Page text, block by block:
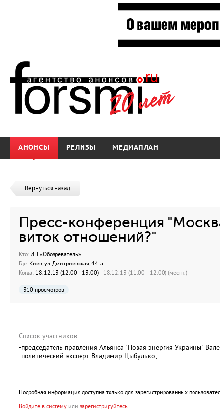
АНОНСЫ РЕЛИЗЫ МЕДИАПЛАН
Вернуться назад
Пресс-конференция
виток отношений?"
Кто: ИП «Обозреватель»
Где: Киев, ул.Дмитриевская, 44-а
Когда: 18.12.13 (12:00—13:00) | 18.12.13 (11:00—12:00) (местн.)
310 просмотров
Список участников:
-председатель правления Альянса "Новая энергия Украины"
-политический эксперт Владимир Цыбулько;
Подробная информация доступна только для зарегистрированных
Войдите в систему или зарегистрируйтесь